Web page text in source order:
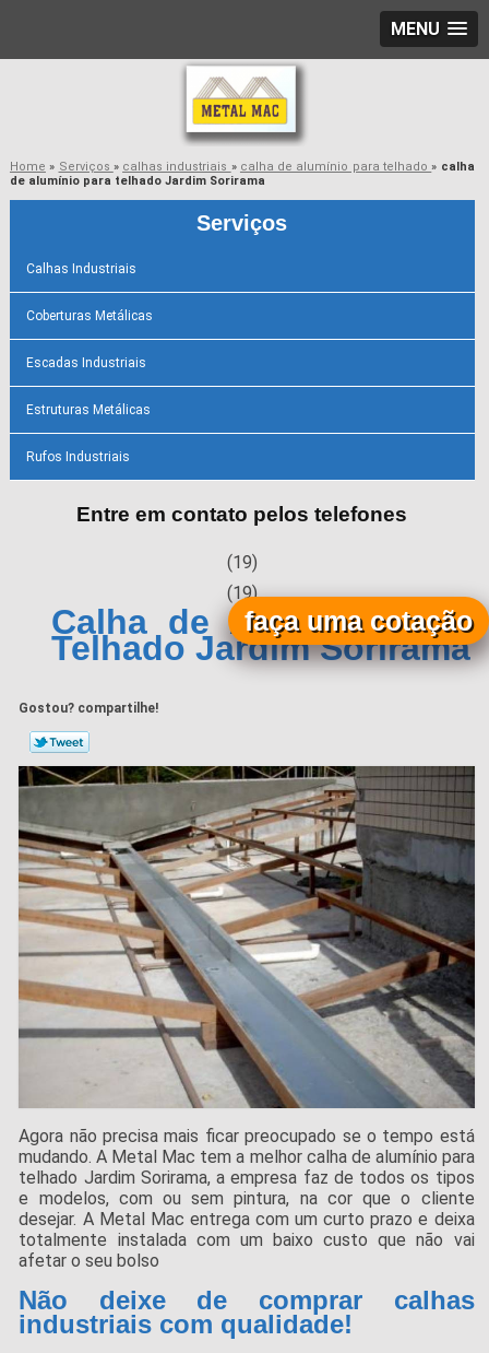
MENU
Home » Serviços » calhas industriais » calha de alumínio para telhado» calha
de alumínio para telhado Jardim Sorirama
Serviços
Calhas Industriais
Coberturas Metálicas
Escadas Industriais
Estruturas Metálicas
Rufos Industriais
Entre em contato pelos telefones
(19)
(19)
Calha de Alumínio para
Telhado Jardim Sorirama
Gostou? compartilhe!
Agora não precisa mais ficar preocupado se o tempo está
mudando. A Metal Mac tem a melhor calha de alumínio para
telhado Jardim Sorirama, a empresa faz de todos os tipos
e modelos, com ou sem pintura, na cor que o cliente
desejar. A Metal Mac entrega com um curto prazo e deixa
totalmente instalada com um baixo custo que não vai
afetar o seu bolso
Não deixe de comprar calhas
industriais com qualidade!
faça uma cotação